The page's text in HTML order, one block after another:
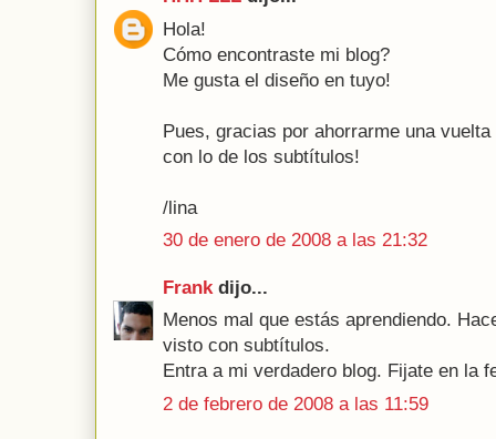
Hola!
Cómo encontraste mi blog?
Me gusta el diseño en tuyo!
Pues, gracias por ahorrarme una
con lo de los subtítulos!
/lina
30 de enero de 2008 a las 21:32
Frank dijo...
Menos mal que estás aprendiendo.
visto con subtítulos.
Entra a mi verdadero blog. Fijate en la
2 de febrero de 2008 a las 11:59